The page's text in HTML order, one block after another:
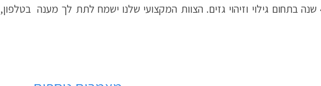
חברת אמפרוקו בעלת ניסיון של מעל 40 שנה בתחום גילוי וזיהוי גזים. הצוות המקצועי שלנו ישמח לתת לך מענה בטלפון,